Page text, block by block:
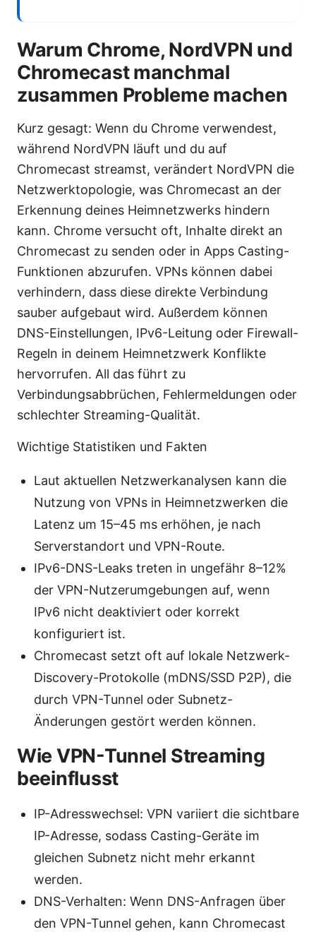
Warum Chrome, NordVPN und
Chromecast manchmal
zusammen Probleme machen
Kurz gesagt: Wenn du Chrome verwendest,
während NordVPN läuft und du auf
Chromecast streamst, verändert NordVPN die
Netzwerktopologie, was Chromecast an der
Erkennung deines Heimnetzwerks hindern
kann. Chrome versucht oft, Inhalte direkt an
Chromecast zu senden oder in Apps Casting-
Funktionen abzurufen. VPNs können dabei
verhindern, dass diese direkte Verbindung
sauber aufgebaut wird. Außerdem können
DNS-Einstellungen, IPv6-Leitung oder Firewall-
Regeln in deinem Heimnetzwerk Konflikte
hervorrufen. All das führt zu
Verbindungsabbrüchen, Fehlermeldungen oder
schlechter Streaming-Qualität.
Wichtige Statistiken und Fakten
Laut aktuellen Netzwerkanalysen kann die
Nutzung von VPNs in Heimnetzwerken die
Latenz um 15–45 ms erhöhen, je nach
Serverstandort und VPN-Route.
IPv6-DNS-Leaks treten in ungefähr 8–12%
der VPN-Nutzerumgebungen auf, wenn
IPv6 nicht deaktiviert oder korrekt
konfiguriert ist.
Chromecast setzt oft auf lokale Netzwerk-
Discovery-Protokolle (mDNS/SSD P2P), die
durch VPN-Tunnel oder Subnetz-
Änderungen gestört werden können.
Wie VPN-Tunnel Streaming
beeinflusst
IP-Adresswechsel: VPN variiert die sichtbare
IP-Adresse, sodass Casting-Geräte im
gleichen Subnetz nicht mehr erkannt
werden.
DNS-Verhalten: Wenn DNS-Anfragen über
den VPN-Tunnel gehen, kann Chromecast